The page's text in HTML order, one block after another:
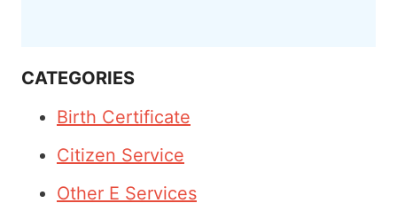
CATEGORIES
Birth Certificate
Citizen Service
Other E Services